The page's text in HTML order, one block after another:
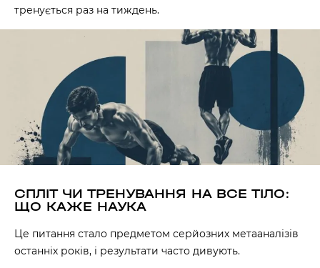
тренується раз на тиждень.
СПЛІТ ЧИ ТРЕНУВАННЯ НА ВСЕ ТІЛО:
ЩО КАЖЕ НАУКА
Це питання стало предметом серйозних метааналізів
останніх років, і результати часто дивують.